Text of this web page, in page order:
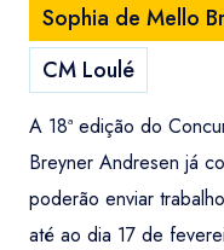
Sophia de Mello
CM Loulé
A 18ª edição do
Breyner Andresen já
poderão enviar
até ao dia 17 de